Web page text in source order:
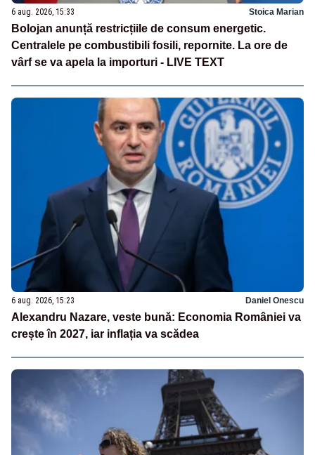
6 aug. 2026, 15:33 Stoica Marian
Bolojan anunță restricțiile de consum energetic.
Centralele pe combustibili fosili, repornite. La ore de
vârf se va apela la importuri - LIVE TEXT
6 aug. 2026, 15:23 Daniel Onescu
Alexandru Nazare, veste bună: Economia României va
crește în 2027, iar inflația va scădea